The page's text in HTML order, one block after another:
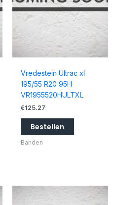
Vredestein Ultrac xl
195/55 R20 95H
VR1955520HULTXL
€125.27
Bestellen
Banden